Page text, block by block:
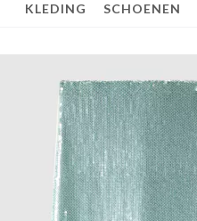
KLEDING SCHOENEN